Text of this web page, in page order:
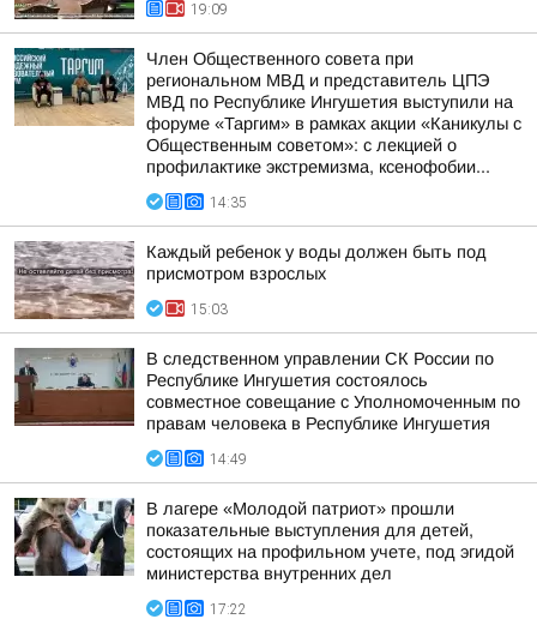
19:09
Член Общественного совета при
региональном МВД и представитель ЦПЭ
МВД по Республике Ингушетия выступили на
форуме «Таргим» в рамках акции «Каникулы с
Общественным советом»: с лекцией о
профилактике экстремизма, ксенофобии...
14:35
Каждый ребенок у воды должен быть под
присмотром взрослых
15:03
В следственном управлении СК России по
Республике Ингушетия состоялось
совместное совещание с Уполномоченным по
правам человека в Республике Ингушетия
14:49
В лагере «Молодой патриот» прошли
показательные выступления для детей,
состоящих на профильном учете, под эгидой
министерства внутренних дел
17:22